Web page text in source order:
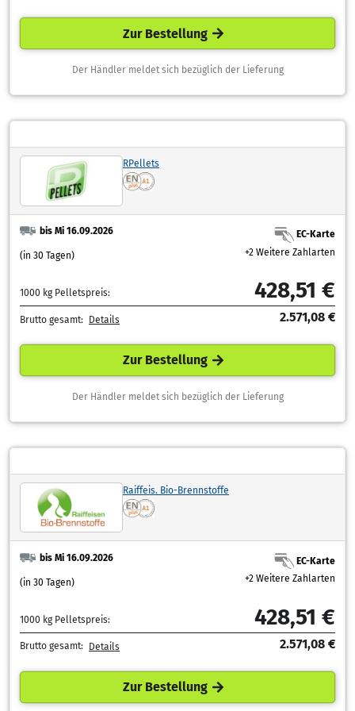
Zur Bestellung
Der Händler meldet sich bezüglich der Lieferung
RPellets
bis Mi 16.09.2026
(in 30 Tagen)
EC-Karte
+2 Weitere Zahlarten
1000 kg Pelletspreis: 428,51 €
Brutto gesamt: Details 2.571,08 €
Zur Bestellung
Der Händler meldet sich bezüglich der Lieferung
Raiffeis. Bio-Brennstoffe
bis Mi 16.09.2026
(in 30 Tagen)
EC-Karte
+2 Weitere Zahlarten
1000 kg Pelletspreis: 428,51 €
Brutto gesamt: Details 2.571,08 €
Zur Bestellung